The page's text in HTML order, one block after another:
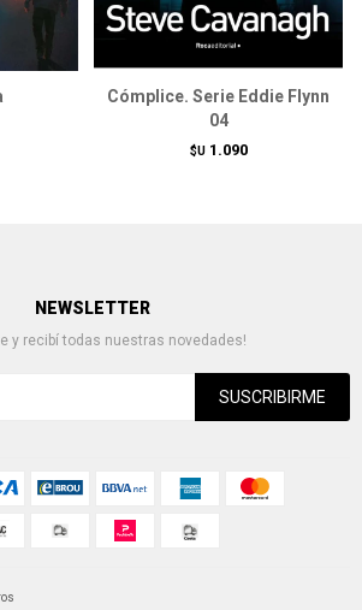
Cómplice. Serie Eddie Flynn
04
$U 1.090
NEWSLETTER
y recibí todas nuestras novedades!
SUSCRIBIRME